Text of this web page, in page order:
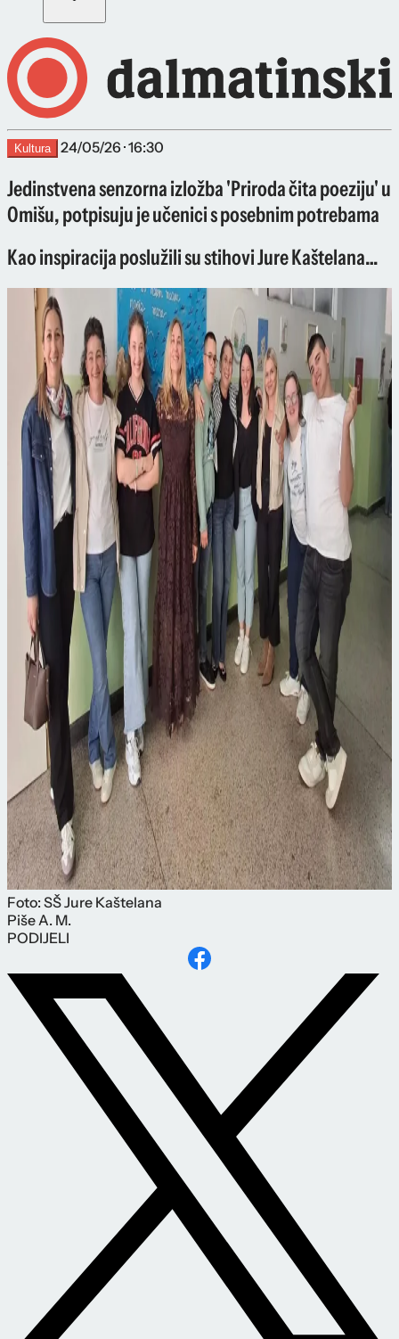
Kultura 24/05/26 · 16:30
Jedinstvena senzorna izložba 'Priroda čita poeziju' u
Omišu, potpisuju je učenici s posebnim potrebama
Kao inspiracija poslužili su stihovi Jure Kaštelana…
Foto: SŠ Jure Kaštelana
PišeA. M.
PODIJELI